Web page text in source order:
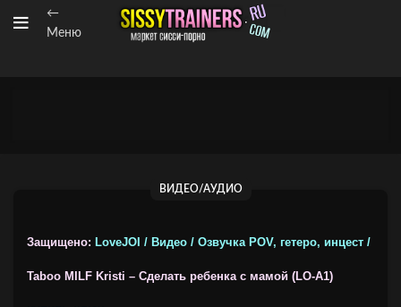
←
Меню
ВИДЕО/АУДИО
Защищено: LoveJOI / Видео / Озвучка POV, гетеро, инцест /
Taboo MILF Kristi – Сделать ребенка с мамой (LO-A1)